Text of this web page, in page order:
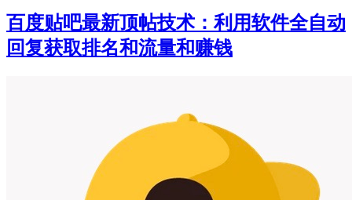
百度贴吧最新顶帖技术：利用软件全自动
回复获取排名和流量和赚钱